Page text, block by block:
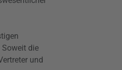
die
und